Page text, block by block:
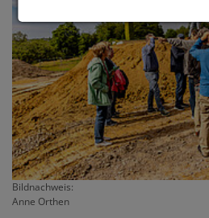
Bildnachweis:
Anne Orthen